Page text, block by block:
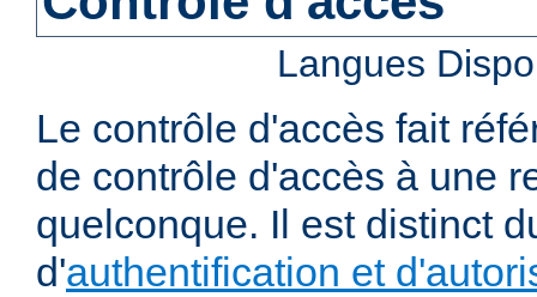
Langues
Le contrôle d'accès fait
de contrôle d'accès à une
quelconque. Il est distinct
d'authentification et